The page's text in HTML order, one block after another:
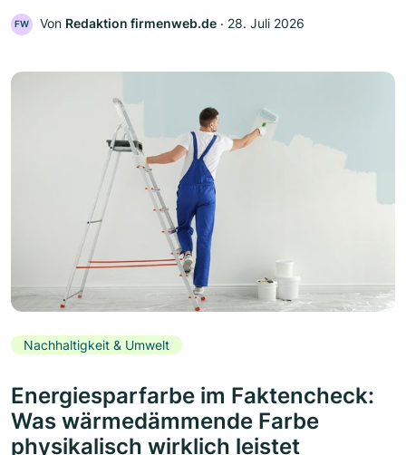
FW Von Redaktion firmenweb.de ‧ 28. Juli 2026
Nachhaltigkeit & Umwelt
Energiesparfarbe im Faktencheck:
Was wärmedämmende Farbe
physikalisch wirklich leistet